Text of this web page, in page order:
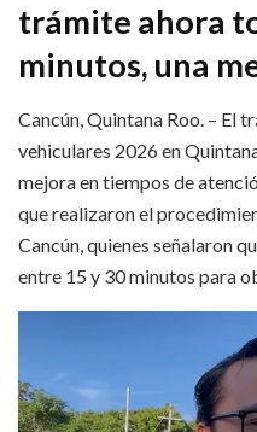
trámite ahora
minutos, una
Cancún, Quintana Roo. – El
vehiculares 2026 en
mejora en tiempos de
que realizaron el
Cancún, quienes señalaron
entre 15 y 30 minutos para